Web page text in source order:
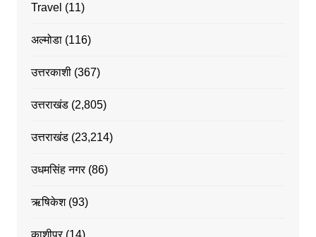
Travel (11)
अल्मोडा(116)
उत्तरकाशी(367)
उत्तराखंड(2,805)
उत्तराखंड(23,214)
उधमसिंह नगर(86)
ऋषिकेश(93)
काशीपुर(14)